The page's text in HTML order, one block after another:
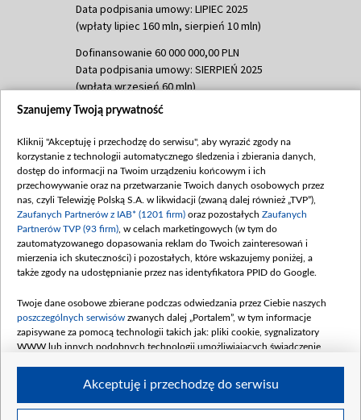
Data podpisania umowy: LIPIEC 2025
(wpłaty lipiec 160 mln, sierpień 10 mln)
Dofinansowanie 60 000 000,00 PLN
Data podpisania umowy: SIERPIEŃ 2025
(wpłata wrzesień 60 mln)
Dofinansowanie 635 783 051,21 PLN
(wpłata wrzesień 100 mln, październik 350
mln, listopad 265 mln)
Dofinansowanie 48 862 000,00 PLN
Data podpisania umowy: GRUDZIEŃ 2025
(wpłata grudzień 60,548 mln)
Dofinansowanie 900 000 000,00 PLN
Data podpisania umowy: LUTY 2026 (wpłata
kwiecień 180 mln, 7 maja 180 mln, 8
czerwca 90 mln)
Dofinansowanie 250 000 000,00 PLN
4 sierpnia 250 mln
Szanujemy Twoją prywatność
Kliknij "Akceptuję i przechodzę do serwisu", aby wyrazić zgody na
korzystanie z technologii automatycznego śledzenia i zbierania danych,
dostęp do informacji na Twoim urządzeniu końcowym i ich
przechowywanie oraz na przetwarzanie Twoich danych osobowych przez
nas, czyli Telewizję Polską S.A. w likwidacji (zwaną dalej również „TVP”),
Zaufanych Partnerów z IAB* (1201 firm) oraz pozostałych Zaufanych
Partnerów TVP (93 firm) , w celach marketingowych (w tym do
zautomatyzowanego dopasowania reklam do Twoich zainteresowań i
mierzenia ich skuteczności) i pozostałych, które wskazujemy poniżej, a
także zgody na udostępnianie przez nas identyfikatora PPID do Google.
Twoje dane osobowe zbierane podczas odwiedzania przez Ciebie naszych
poszczególnych serwisów zwanych dalej „Portalem”, w tym informacje
zapisywane za pomocą technologii takich jak: pliki cookie, sygnalizatory
WWW lub innych podobnych technologii umożliwiających świadczenie
Akceptuję i przechodzę do serwisu